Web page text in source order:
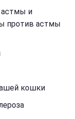
астмы и
против астмы
кошки